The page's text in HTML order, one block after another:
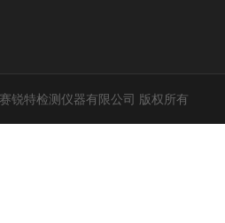
锐特检测仪器有限公司 版权所有